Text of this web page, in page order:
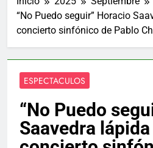
“No Puedo seguir” Horacio
concierto sinfónico de Pablo
ESPECTACULOS
“No Puedo
Saavedra